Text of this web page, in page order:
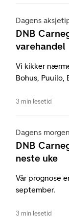
Dagens
DNB
varehandel
Vi kikker
Bohus, Puuilo,
3 min lesetid
Dagens
DNB
neste uke
Vår prognose
september.
3 min lesetid